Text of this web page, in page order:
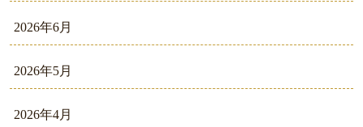
2026年6月
2026年5月
2026年4月